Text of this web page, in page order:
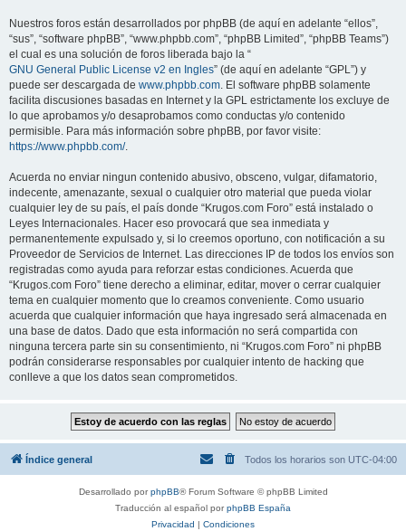
Nuestros foros están desarrollados por phpBB (de aquí en adelante “ellos”,
“sus”, “software phpBB”, “www.phpbb.com”, “phpBB Limited”, “phpBB Teams”)
el cual es una solución de foros liberada bajo la “
GNU General Public License v2 en Ingles” (de aquí en adelante “GPL”) y
puede ser descargada de www.phpbb.com. El software phpBB solamente
facilita discusiones basadas en Internet y la GPL estrictamente los excluye de
lo que aprobamos y/o desaprobamos como conductas y/o contenido
permisible. Para más información sobre phpBB, por favor visite:
https://www.phpbb.com/.
Acuerda no enviar ningun contenido abusivo, obsceno, vulgar, difamatorio,
indecente, amenazante, sexual o cualquier otro material que pueda violar
cualquier ley de su país, el país donde “Krugos.com Foro” está instalado o
Leyes Internacionales. Hacer eso provocará que sea inmediata y
permanentemente expulsado y, si lo creemos oportuno, con notificación a su
Proveedor de Servicios de Internet. Las direcciones IP de todos los envíos son
registradas como ayuda para reforzar estas condiciones. Acuerda que
“Krugos.com Foro” tiene derecho a eliminar, editar, mover o cerrar cualquier
tema en cualquier momento que lo creamos conveniente. Como usuario
acuerda que cualquier información que haya ingresado será almacenada en
una base de datos. Dado que esta información no será compartida con
ninguna tercera parte sin su consentimiento, ni “Krugos.com Foro” ni phpBB
podrán considerarse responsables por cualquier intento de hacking que
conlleve a que los datos sean comprometidos.
Índice general Todos los horarios son UTC-04:00
Desarrollado porphpBB® Forum Software © phpBB Limited
Traducción al español porphpBB España
Privacidad | Condiciones